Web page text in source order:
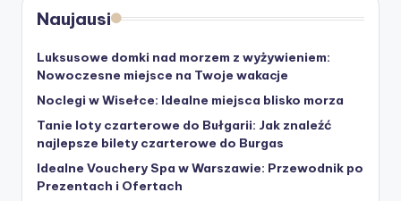
Naujausi
Luksusowe domki nad morzem z wyżywieniem:
Nowoczesne miejsce na Twoje wakacje
Noclegi w Wisełce: Idealne miejsca blisko morza
Tanie loty czarterowe do Bułgarii: Jak znaleźć
najlepsze bilety czarterowe do Burgas
Idealne Vouchery Spa w Warszawie: Przewodnik po
Prezentach i Ofertach